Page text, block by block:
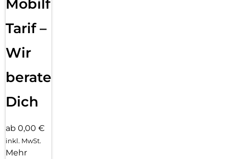
Mobilfunk
Tarif –
Wir
beraten
Dich
ab 0,00 €
inkl. MwSt.
Mehr